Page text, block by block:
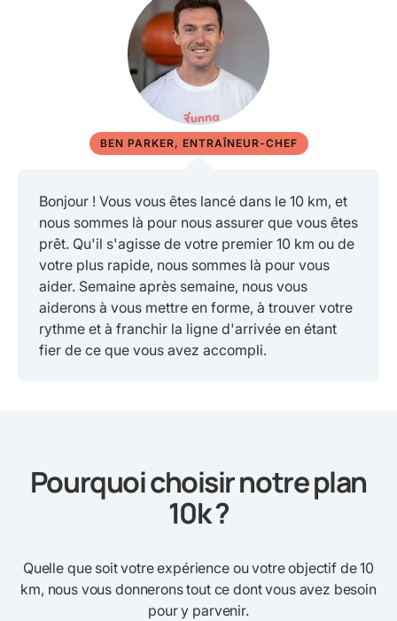
Bonjour ! Vous vous êtes lancé dans le 10 km, et
nous sommes là pour nous assurer que vous êtes
prêt. Qu'il s'agisse de votre premier 10 km ou de
votre plus rapide, nous sommes là pour vous
aider. Semaine après semaine, nous vous
aiderons à vous mettre en forme, à trouver votre
rythme et à franchir la ligne d'arrivée en étant
fier de ce que vous avez accompli.
BEN PARKER, ENTRAÎNEUR-CHEF
Pourquoi choisir notre plan
10k ?
Quelle que soit votre expérience ou votre objectif de 10
km, nous vous donnerons tout ce dont vous avez besoin
pour y parvenir.